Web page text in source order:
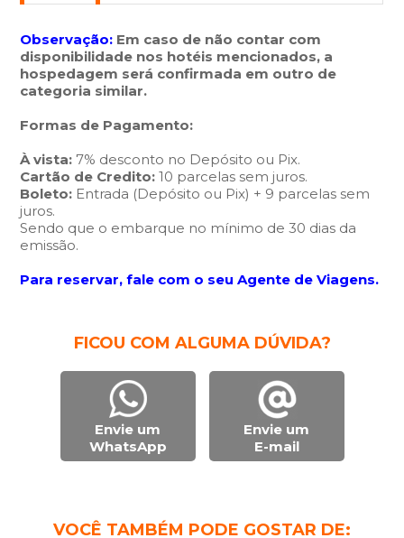
Observação: Em caso de não contar com
disponibilidade nos hotéis mencionados, a
hospedagem será confirmada em outro de
categoria similar.
Formas de Pagamento:
À vista: 7% desconto no Depósito ou Pix.
Cartão de Credito: 10 parcelas sem juros.
Boleto: Entrada (Depósito ou Pix) + 9 parcelas sem
juros.
Sendo que o embarque no mínimo de 30 dias da
emissão.
Para reservar, fale com o seu Agente de Viagens.
FICOU COM ALGUMA DÚVIDA?
Envie um
WhatsApp
Envie um
E-mail
VOCÊ TAMBÉM PODE GOSTAR DE: